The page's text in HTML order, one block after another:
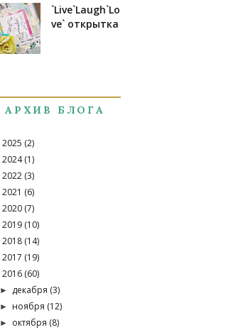
`Live`Laugh`Lo
ve` открытка
АРХИВ БЛОГА
2025 (2)
2024(1)
2022 (3)
2021 (6)
2020 (7)
2019 (10)
2018 (14)
2017 (19)
2016 (60)
► декабря (3)
► ноября (12)
► октября (8)